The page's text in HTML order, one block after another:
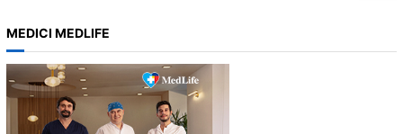
a
r
c
h
MEDICI MEDLIFE